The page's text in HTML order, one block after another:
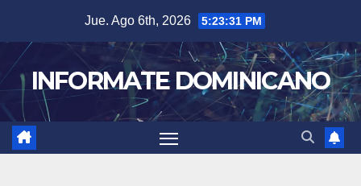
content
Jue. Ago 6th, 2026 5:23:31 PM
INFORMATE DOMINICANO